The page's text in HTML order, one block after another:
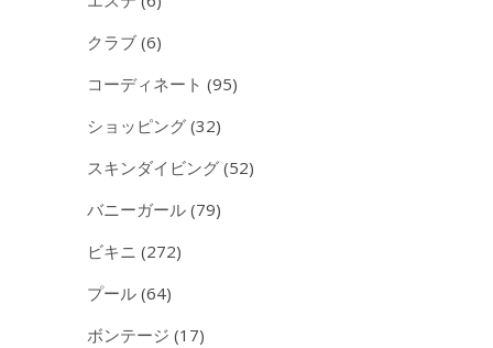
クラブ (6)
コーディネート (95)
ショッピング (32)
スキンダイビング (52)
バニーガール (79)
ビキニ (272)
プール (64)
ボンテージ (17)